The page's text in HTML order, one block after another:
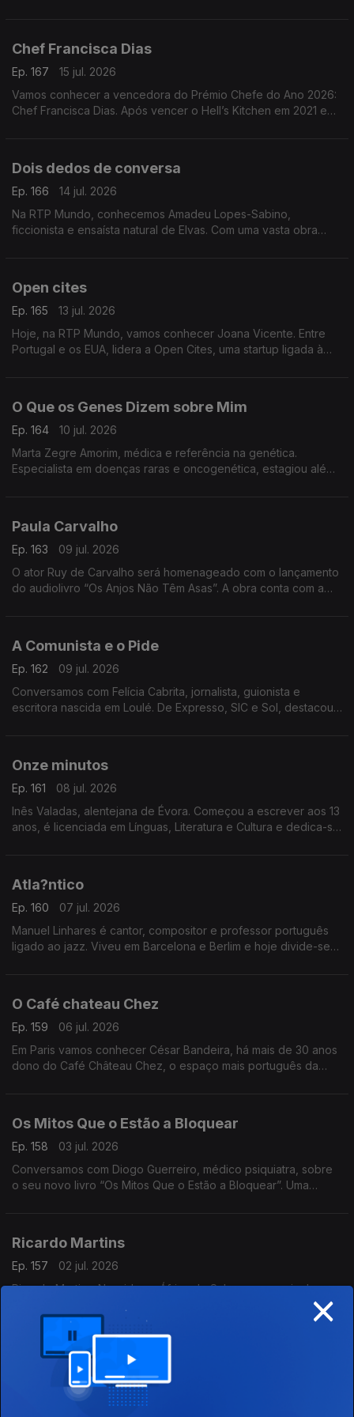
Chef Francisca Dias
Ep. 167
15 jul. 2026
Vamos conhecer a vencedora do Prémio Chefe do Ano 2026:
Chef Francisca Dias. Após vencer o Hell’s Kitchen em 2021 e
Dois dedos de conversa
Ep. 166
14 jul. 2026
Na RTP Mundo, conhecemos Amadeu Lopes-Sabino,
ficcionista e ensaísta natural de Elvas. Com uma vasta obra
Open cites
Ep. 165
13 jul. 2026
Hoje, na RTP Mundo, vamos conhecer Joana Vicente. Entre
Portugal e os EUA, lidera a Open Cites, uma startup ligada à
O Que os Genes Dizem sobre Mim
Ep. 164
10 jul. 2026
Marta Zegre Amorim, médica e referência na genética.
Especialista em doenças raras e oncogenética, estagiou além-
Paula Carvalho
Ep. 163
09 jul. 2026
O ator Ruy de Carvalho será homenageado com o lançamento
do audiolivro “Os Anjos Não Têm Asas”. A obra conta com a
A Comunista e o Pide
Ep. 162
09 jul. 2026
Conversamos com Felícia Cabrita, jornalista, guionista e
escritora nascida em Loulé. De Expresso, SIC e Sol, destacou-
Onze minutos
Ep. 161
08 jul. 2026
Inês Valadas, alentejana de Évora. Começou a escrever aos 13
anos, é licenciada em Línguas, Literatura e Cultura e dedica-se
Atla?ntico
Ep. 160
07 jul. 2026
Manuel Linhares é cantor, compositor e professor português
ligado ao jazz. Viveu em Barcelona e Berlim e hoje divide-se
O Café chateau Chez
Ep. 159
06 jul. 2026
Em Paris vamos conhecer César Bandeira, há mais de 30 anos
dono do Café Château Chez, o espaço mais português da
Os Mitos Que o Estão a Bloquear
Ep. 158
03 jul. 2026
Conversamos com Diogo Guerreiro, médico psiquiatra, sobre
o seu novo livro “Os Mitos Que o Estão a Bloquear”. Uma
Ricardo Martins
Ep. 157
02 jul. 2026
Ricardo Martins. Nascido na África do Sul, a sua carreira levou-
o a percorrer quase o mundo inteiro. Atualmente é Diretor-
Geral da Cegoc
A Todas As Mulheres
01 jul. 2026
Recebemos a fadista Silvana Peres, que vem apresentar o seu
×